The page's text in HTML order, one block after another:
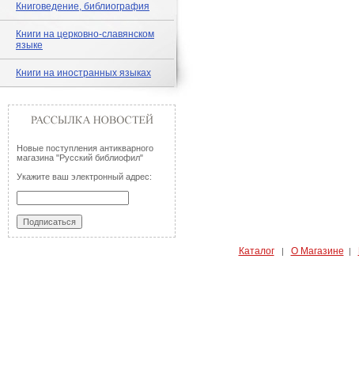
Книговедение, библиография
Книги на церковно-славянском
языке
Книги на иностранных языках
Новые поступления антикварного
магазина "Русский библиофил"
Укажите ваш электронный адрес:
Каталог| О Магазине |